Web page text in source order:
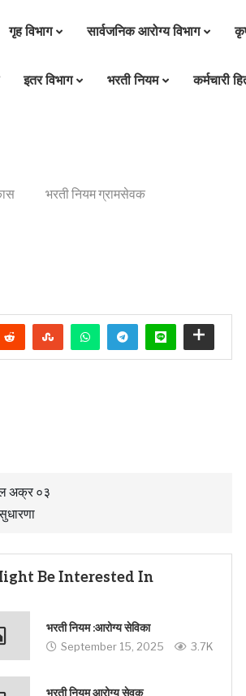
गृह विभाग सार्वजनिक आरोग्य विभाग
इतर विभाग भरती नियम कर्मचारी
भरती नियम ग्रामसेवक
अक्र ०३
Be Interested In
भरती नियम :आरोग्य सेविका
September 15, 2025 3.7K
भरती नियम आरोग्य सेवक